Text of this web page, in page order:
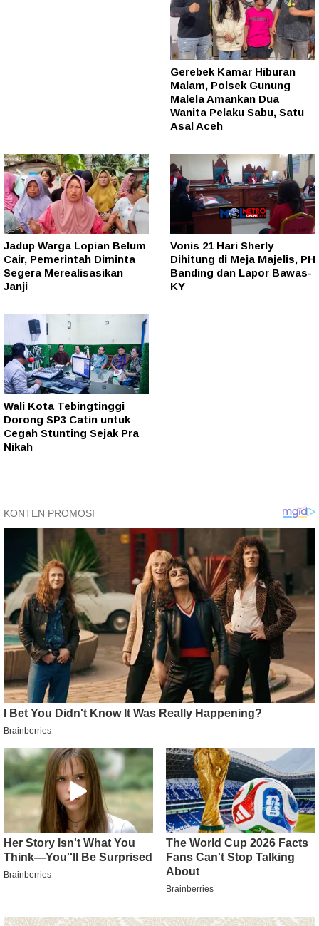
Gerebek Kamar Hiburan
Malam, Polsek Gunung
Malela Amankan Dua
Wanita Pelaku Sabu, Satu
Asal Aceh
Jadup Warga Lopian Belum
Cair, Pemerintah Diminta
Segera Merealisasikan
Janji
Vonis 21 Hari Sherly
Dihitung di Meja Majelis, PH
Banding dan Lapor Bawas-
KY
Wali Kota Tebingtinggi
Dorong SP3 Catin untuk
Cegah Stunting Sejak Pra
Nikah